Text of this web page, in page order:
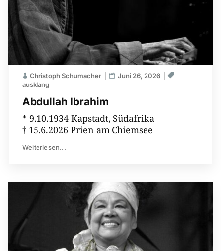
Abdullah Ibrahim
Christoph Schumacher
Juni 26, 2026
ausklang
* 9.10.1934 Kapstadt, Südafrika
† 15.6.2026 Prien am Chiemsee
Weiterlesen...